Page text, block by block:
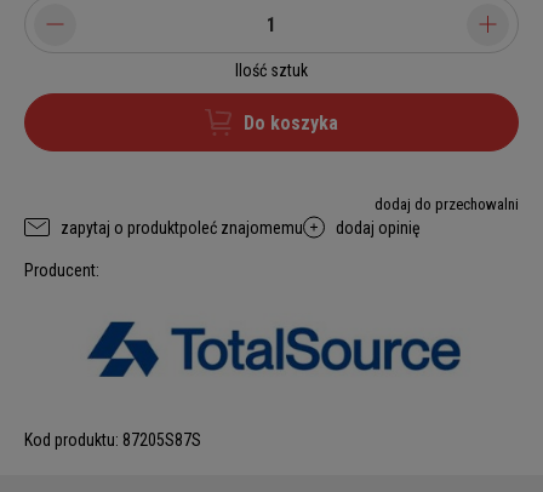
Ilość sztuk
Do koszyka
dodaj do przechowalni
zapytaj o produktpoleć znajomemu dodaj opinię
Producent:
Kod produktu: 87205S87S